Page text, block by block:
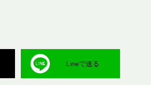
Lineで送る